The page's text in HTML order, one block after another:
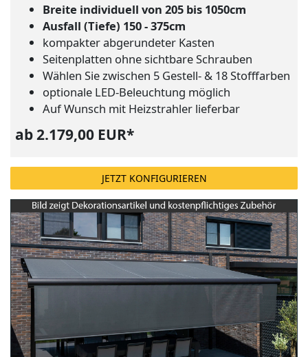
Breite individuell von 205 bis 1050cm
Ausfall (Tiefe) 150 - 375cm
kompakter abgerundeter Kasten
Seitenplatten ohne sichtbare Schrauben
Wählen Sie zwischen 5 Gestell- & 18 Stofffarben
optionale LED-Beleuchtung möglich
Auf Wunsch mit Heizstrahler lieferbar
ab 2.179,00 EUR*
JETZT KONFIGURIEREN